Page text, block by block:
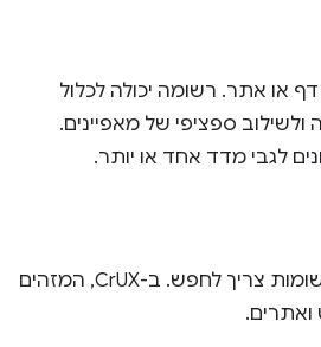
או אתר. רשומה יכולה לכלול
ולשילוב ספציפי של מאפיינים.
לגבי מדד אחד או יותר.
המזהים מציינים אילו רשומות צריך לחפש. ב-CrUX, המזהים